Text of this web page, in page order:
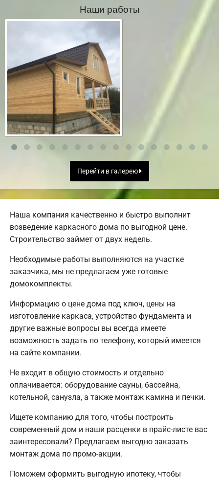
Наши работы
Перейти в галерею
Наша компания качественно и быстро выполнит
возведение каркасного дома по выгодной цене.
Строительство займет от двух недель.
Необходимые работы выполняются на участке
заказчика, мы не предлагаем уже готовые
домокомплекты.
Информацию о цене дома под ключ, цены на
изготовление каркаса, устройство фундамента и
другие важные вопросы вы всегда имеете
возможность задать по телефону, который имеется
на сайте компании.
Не входит в общую стоимость и отдельно
оплачивается: оборудование сауны, бассейна,
котельной, санузла, а также монтаж камина и печки.
Ищете компанию для того, чтобы построить
современный дом и наши расценки в прайс-листе вас
заинтересовали? Предлагаем выгодно заказать
монтаж дома по промо-акции.
Поможем оформить выгодную ипотеку, чтобы